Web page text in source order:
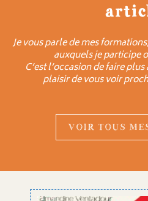
Je vous parle de mes
auxquels je participe
C’est l’occasion de faire
plaisir de vous voir
VOIR TOUS